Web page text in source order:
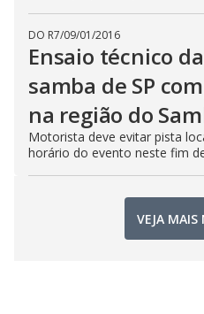
DO R7/09/01/2016
Ensaio técnico
samba de SP
na região do
Motorista deve evitar pista
horário do evento neste fim
VEJA MAIS